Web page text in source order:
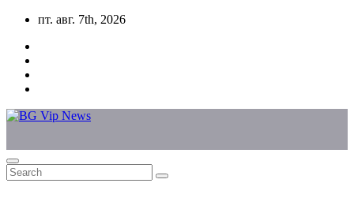
Skip
content
пт. авг. 7th, 2026